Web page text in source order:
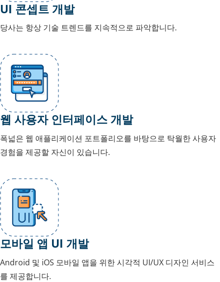
UI 콘셉트 개발
당사는 항상 기술 트렌드를 지속적으로 파악합니다.
웹 사용자 인터페이스 개발
폭넓은 웹 애플리케이션 포트폴리오를 바탕으로 탁월한 사용자
경험을 제공할 자신이 있습니다.
모바일 앱 UI 개발
Android 및 iOS 모바일 앱을 위한 시각적 UI/UX 디자인 서비스
를 제공합니다.